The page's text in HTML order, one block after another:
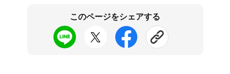
このページをシェアする